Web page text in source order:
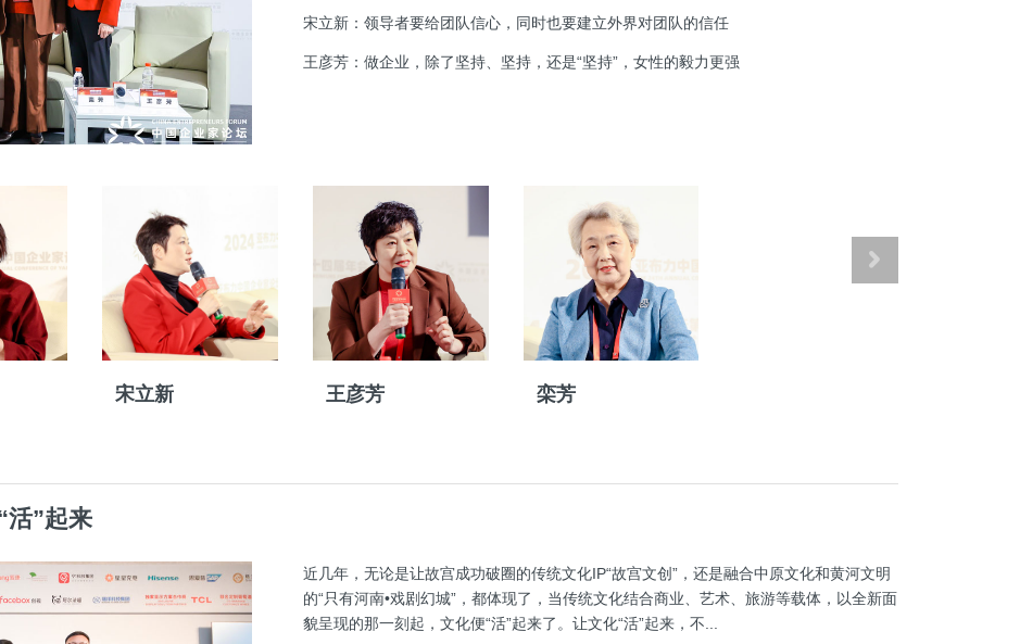
宋立新：领导者要给团队信心，同时也要建立外界对团队的信任
王彦芳：做企业，除了坚持、坚持，还是“坚持”，女性的毅力更强
宋立新 王彦芳 栾芳
活”起来
近几年，无论是让故宫成功破圈的传统文化IP“故宫文创”，还是融合中原文化和黄河文明
的“只有河南•戏剧幻城”，都体现了，当传统文化结合商业、艺术、旅游等载体，以全新面
貌呈现的那一刻起，文化便“活”起来了。让文化“活”起来，不...